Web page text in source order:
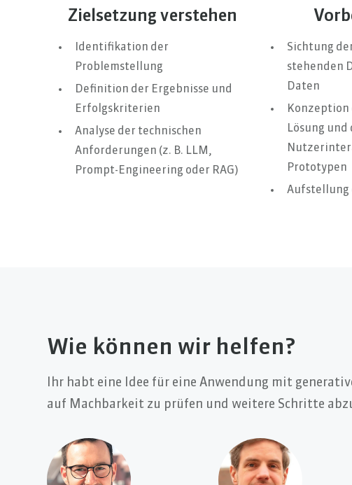
Zielsetzung verstehen
Identifikation der
Problemstellung
Definition der Ergebnisse und
Erfolgskriterien
Analyse der technischen
Anforderungen (z. B. LLM,
Prompt-Engineering oder RAG)
Sichtung
stehenden
Daten
Konzeption
Lösung und
Prototypen
Aufstellung
Wie können wir helfen?
Ihr habt eine Idee für eine Anwendung mit
auf Machbarkeit zu prüfen und weitere Schritte